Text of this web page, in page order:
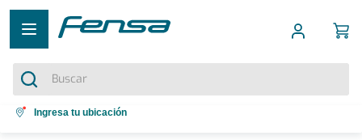
Buscar
Términos más buscados
Ingresa tu ubicación